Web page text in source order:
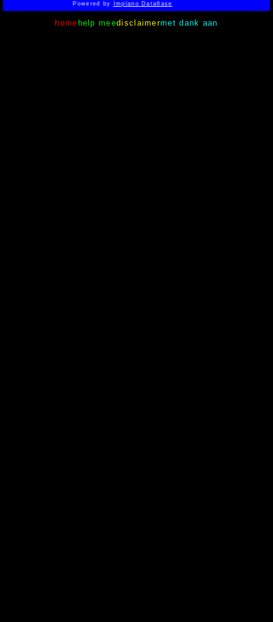
Powered byImplano Data6ase
home help meedisclaimermet dank aan